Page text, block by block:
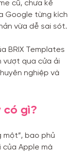
cũ, chưa kể
Google từng kích
vừa dễ sai sót.
BRIX Templates
vượt qua cửa ải
nghiệp và
có gì?
bao phủ
của Apple mà